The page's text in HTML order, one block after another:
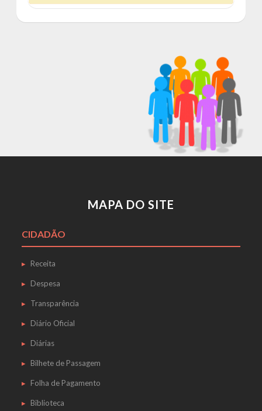
MAPA DO SITE
CIDADÃO
Receita
Despesa
Transparência
Diário Oficial
Diárias
Bilhete de Passagem
Folha de Pagamento
Biblioteca